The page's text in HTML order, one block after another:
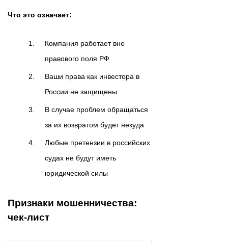
Что это означает:
Компания работает вне
правового поля РФ
Ваши права как инвестора в
России не защищены
В случае проблем обращаться
за их возвратом будет некуда
Любые претензии в российских
судах не будут иметь
юридической силы
Признаки мошенничества:
чек-лист